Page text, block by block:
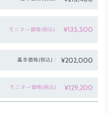
モニター価格(税込)： ¥135,500
基本価格(税込)： ¥202,000
モニター価格(税込)： ¥129,200